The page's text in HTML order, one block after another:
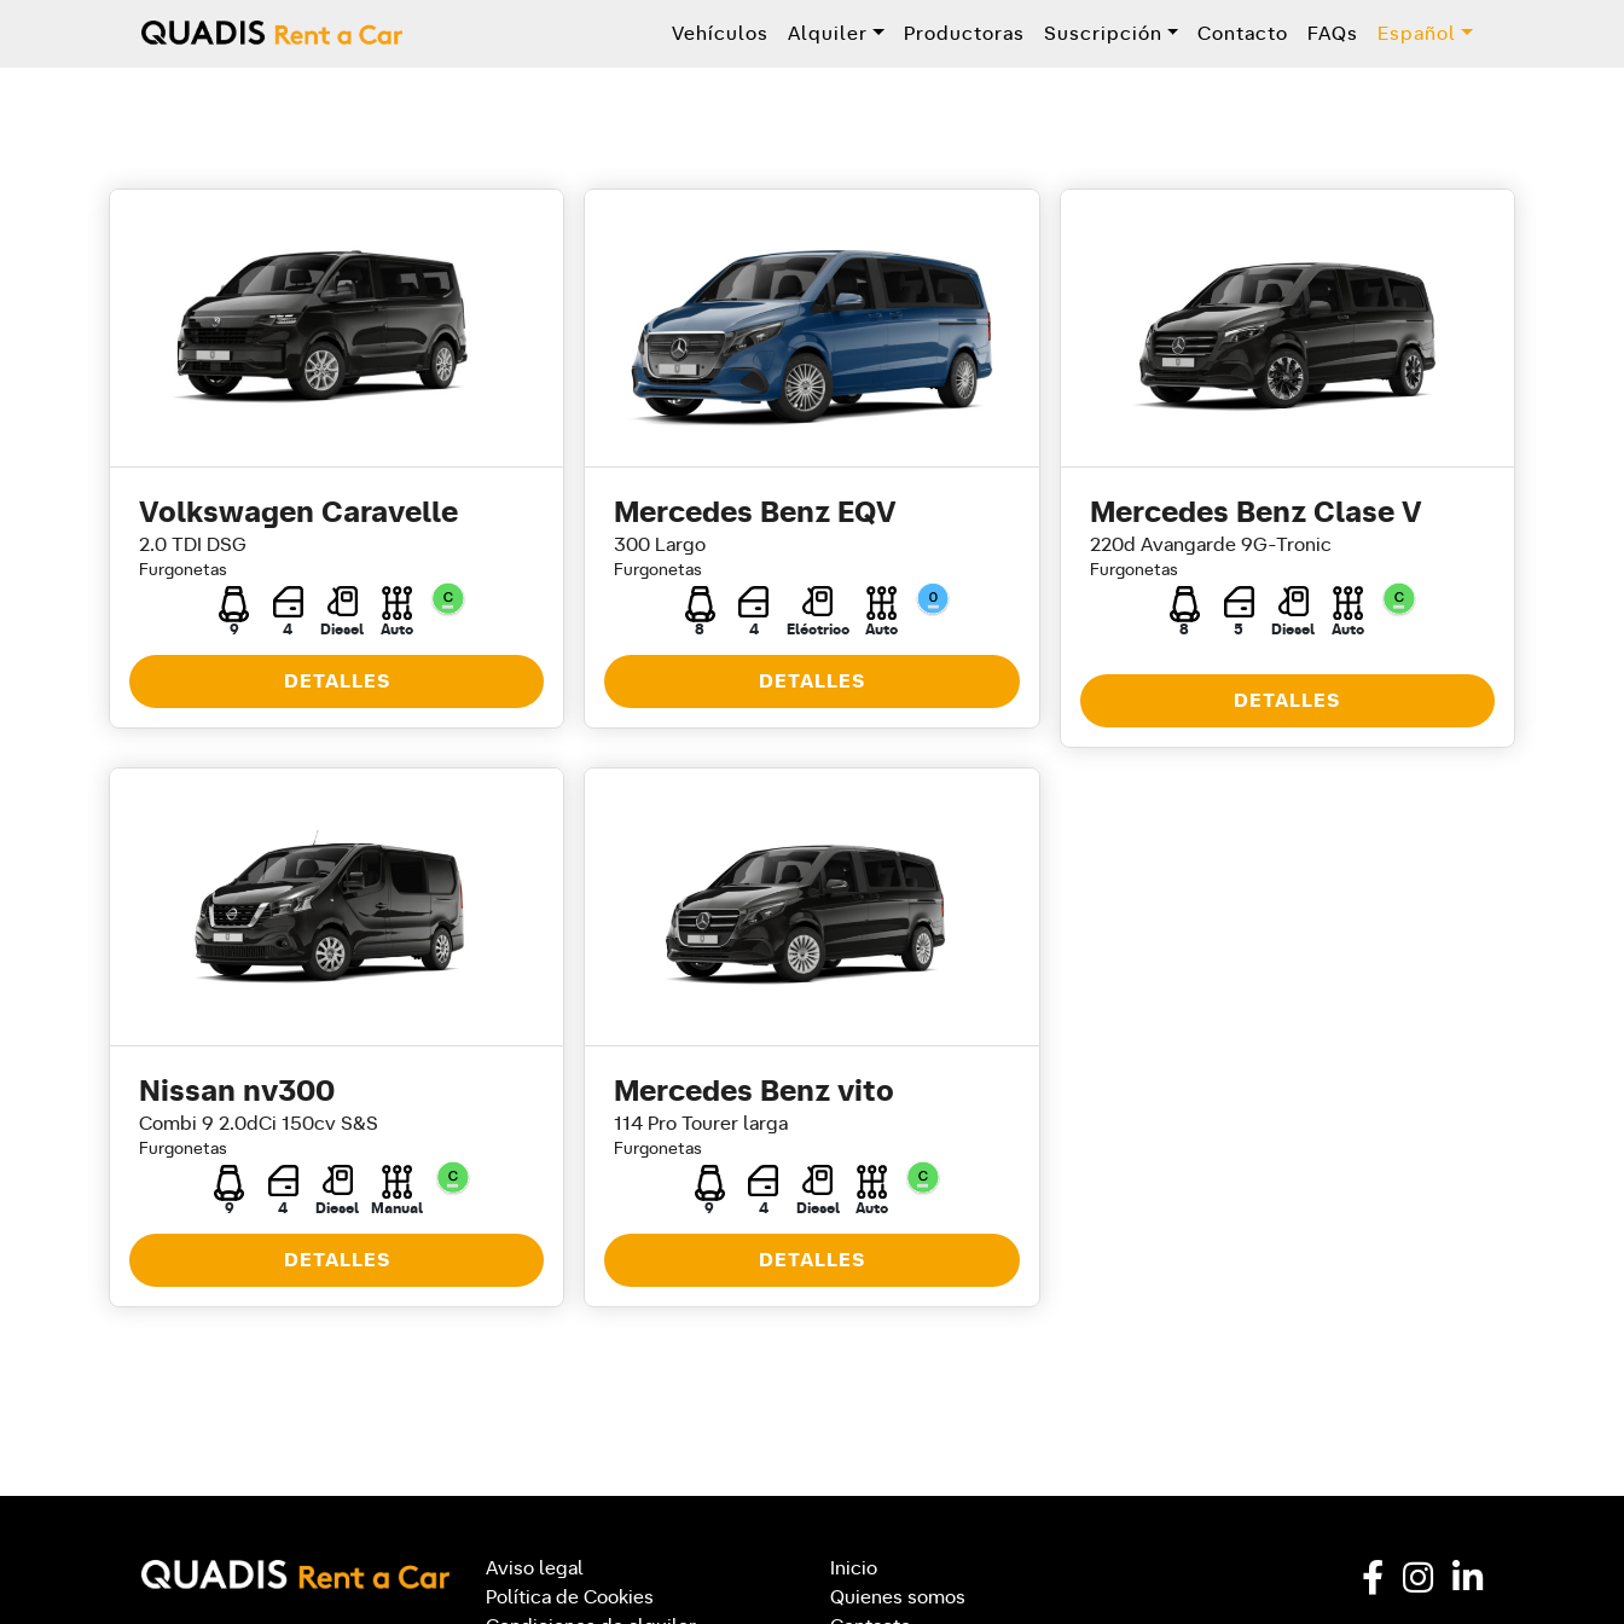
Vehículos Alquiler Productoras Suscripción Contacto FAQs Español
Volkswagen Caravelle
2.0 TDI DSG
Furgonetas
9 4 Diesel Auto
DETALLES
Mercedes Benz EQV
300 Largo
Furgonetas
8 4 Eléctrico Auto
DETALLES
Mercedes Benz Clase V
220d Avangarde 9G-Tronic
Furgonetas
8 5 Diesel Auto
DETALLES
Nissan nv300
Combi 9 2.0dCi 150cv S&S
Furgonetas
9 4 Diesel Manual
DETALLES
Mercedes Benz vito
114 Pro Tourer larga
Furgonetas
9 4 Diesel Auto
DETALLES
Aviso legal
Política de Cookies
Inicio
Quienes somos